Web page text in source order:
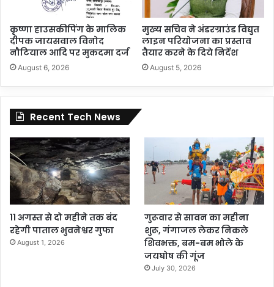
कृष्णा हाउसकीपिंग के मालिक
दीपक जायसवाल विनोद
नौटियाल आदि पर मुकदमा दर्ज
August 6, 2026
मुख्य सचिव ने अंडरग्राउंड विद्युत
लाइन परियोजना का प्रस्ताव
तैयार करने के दिये निर्देश
August 5, 2026
Recent Tech News
11 अगस्त से दो महीने तक बंद
रहेगी पाताल भुवनेश्वर गुफा
August 1, 2026
गुरूवार से सावन का महीना
शुरू, गंगाजल लेकर निकले
शिवभक्त, बम-बम भोले के
जयघोष की गूंज
July 30, 2026